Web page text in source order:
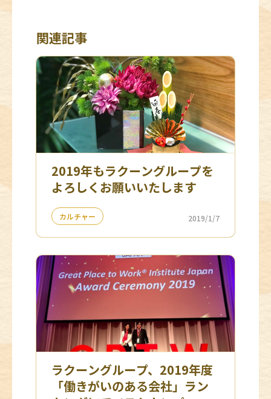
関連記事
2019年もラクーングループを
よろしくお願いいたします
カルチャー 2019/1/7
ラクーングループ、2019年度
「働きがいのある会社」ラン